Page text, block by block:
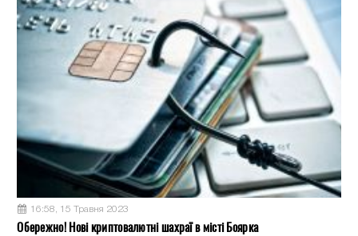
16:58, 15 Травня 2023
Обережно! Нові криптовалютні шахраї в місті Боярка